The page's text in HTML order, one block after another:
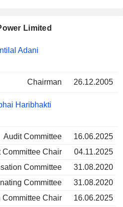
Limited
Ausschüsse
Adani
Chairman 26.12.2005
Haribhakti
Audit Committee
16.06.2025
Committee Chair
04.11.2025
Committee
31.08.2020
Committee
31.08.2020
Chair
16.06.2025